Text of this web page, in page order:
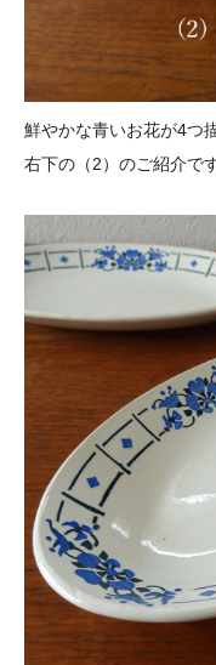
鮮やかな青いお花が4つ
右下の（2）のご紹介です